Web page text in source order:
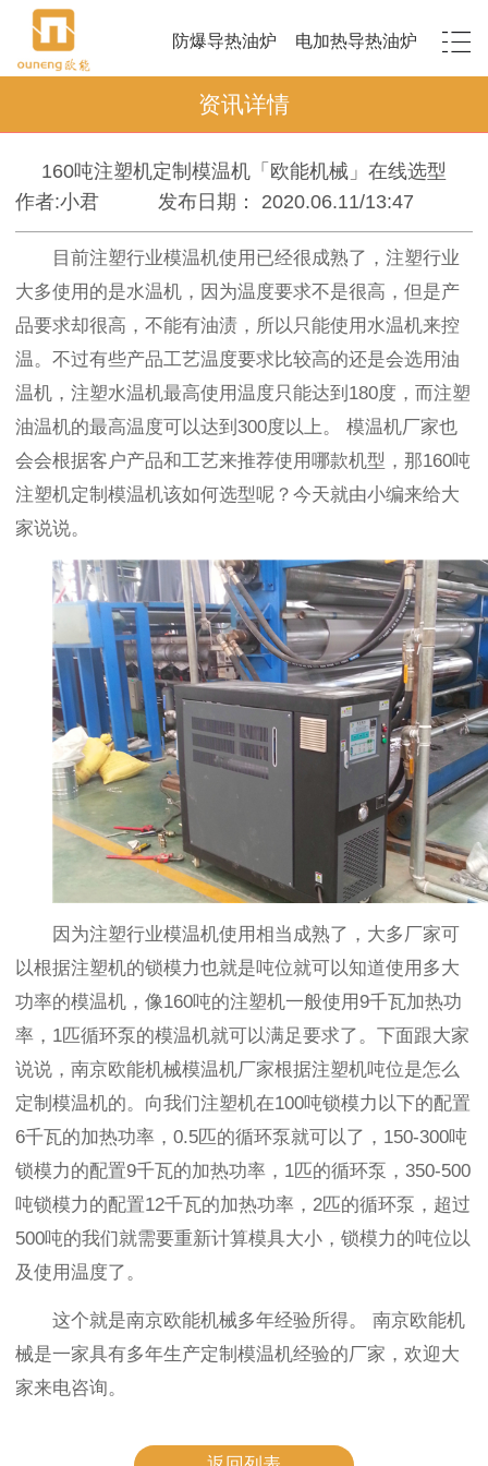
防爆导热油炉 电加热导热油炉
资讯详情
160吨注塑机定制模温机「欧能机械」在线选型
作者:小君
发布日期： 2020.06.11/13:47
目前注塑行业模温机使用已经很成熟了，注塑行业
大多使用的是水温机，因为温度要求不是很高，但是产
品要求却很高，不能有油渍，所以只能使用水温机来控
温。不过有些产品工艺温度要求比较高的还是会选用油
温机，注塑水温机最高使用温度只能达到180度，而注塑
油温机的最高温度可以达到300度以上。 模温机厂家也
会会根据客户产品和工艺来推荐使用哪款机型，那160吨
注塑机定制模温机该如何选型呢？今天就由小编来给大
家说说。
因为注塑行业模温机使用相当成熟了，大多厂家可
以根据注塑机的锁模力也就是吨位就可以知道使用多大
功率的模温机，像160吨的注塑机一般使用9千瓦加热功
率，1匹循环泵的模温机就可以满足要求了。下面跟大家
说说，南京欧能机械模温机厂家根据注塑机吨位是怎么
定制模温机的。向我们注塑机在100吨锁模力以下的配置
6千瓦的加热功率，0.5匹的循环泵就可以了，150-300吨
锁模力的配置9千瓦的加热功率，1匹的循环泵，350-500
吨锁模力的配置12千瓦的加热功率，2匹的循环泵，超过
500吨的我们就需要重新计算模具大小，锁模力的吨位以
及使用温度了。
这个就是南京欧能机械多年经验所得。 南京欧能机
械是一家具有多年生产定制模温机经验的厂家，欢迎大
家来电咨询。